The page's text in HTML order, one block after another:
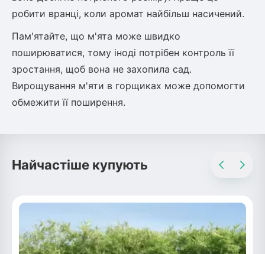
робити вранці, коли аромат найбільш насичений.
Пам'ятайте, що м'ята може швидко
поширюватися, тому іноді потрібен контроль її
зростання, щоб вона не захопила сад.
Вирощування м'яти в горщиках може допомогти
обмежити її поширення.
Найчастіше купують